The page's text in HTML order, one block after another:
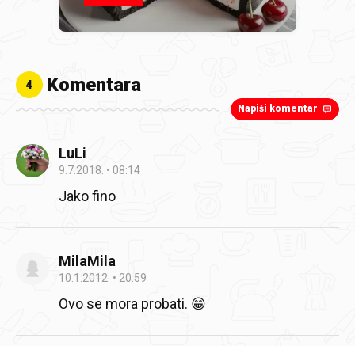
4 Komentara
Napiši komentar
LuLi
9.7.2018. 08:14
Jako fino
MilaMila
10.1.2012. 20:59
Ovo se mora probati. 😁